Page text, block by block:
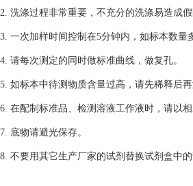
2. 洗涤过程非常重要，不充分的洗涤易造成假
3. 一次加样时间控制在5分钟内，如标本数量
4. 请每次测定的同时做标准曲线，做复孔。
5. 如标本中待测物质含量过高，请先稀释后
6. 在配制标准品、检测溶液工作液时，请以
7. 底物请避光保存。
8. 不要用其它生产厂家的试剂替换试剂盒中的